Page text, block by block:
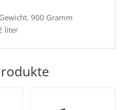
900 Gramm
liter